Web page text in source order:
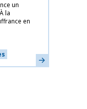
un
la
en
Learn more